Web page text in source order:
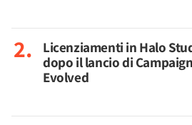
Licenziamenti in Halo
dopo il lancio di Campaign
Evolved